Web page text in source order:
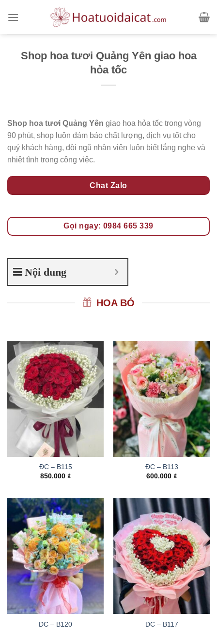
Shop hoa tươi Quảng Yên giao hoa
hỏa tốc
Shop hoa tươi Quảng Yên giao hoa hỏa tốc trong vòng
90 phút, shop luôn đảm bảo chất lượng, dịch vụ tốt cho
quý khách hàng, đội ngũ nhân viên luôn biết lắng nghe và
nhiệt tình trong công việc.
Chat Zalo
Gọi ngay: 0984 665 339
Nội dung
HOA BÓ
ĐC – B115
850.000 ₫
ĐC – B113
600.000 ₫
ĐC – B120
ĐC – B117